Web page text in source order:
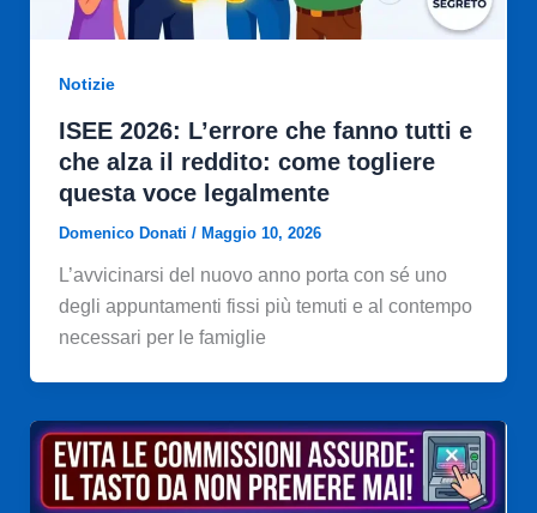
Notizie
ISEE 2026: L’errore che fanno tutti e
che alza il reddito: come togliere
questa voce legalmente
Domenico Donati / Maggio 10, 2026
L’avvicinarsi del nuovo anno porta con sé uno
degli appuntamenti fissi più temuti e al contempo
necessari per le famiglie